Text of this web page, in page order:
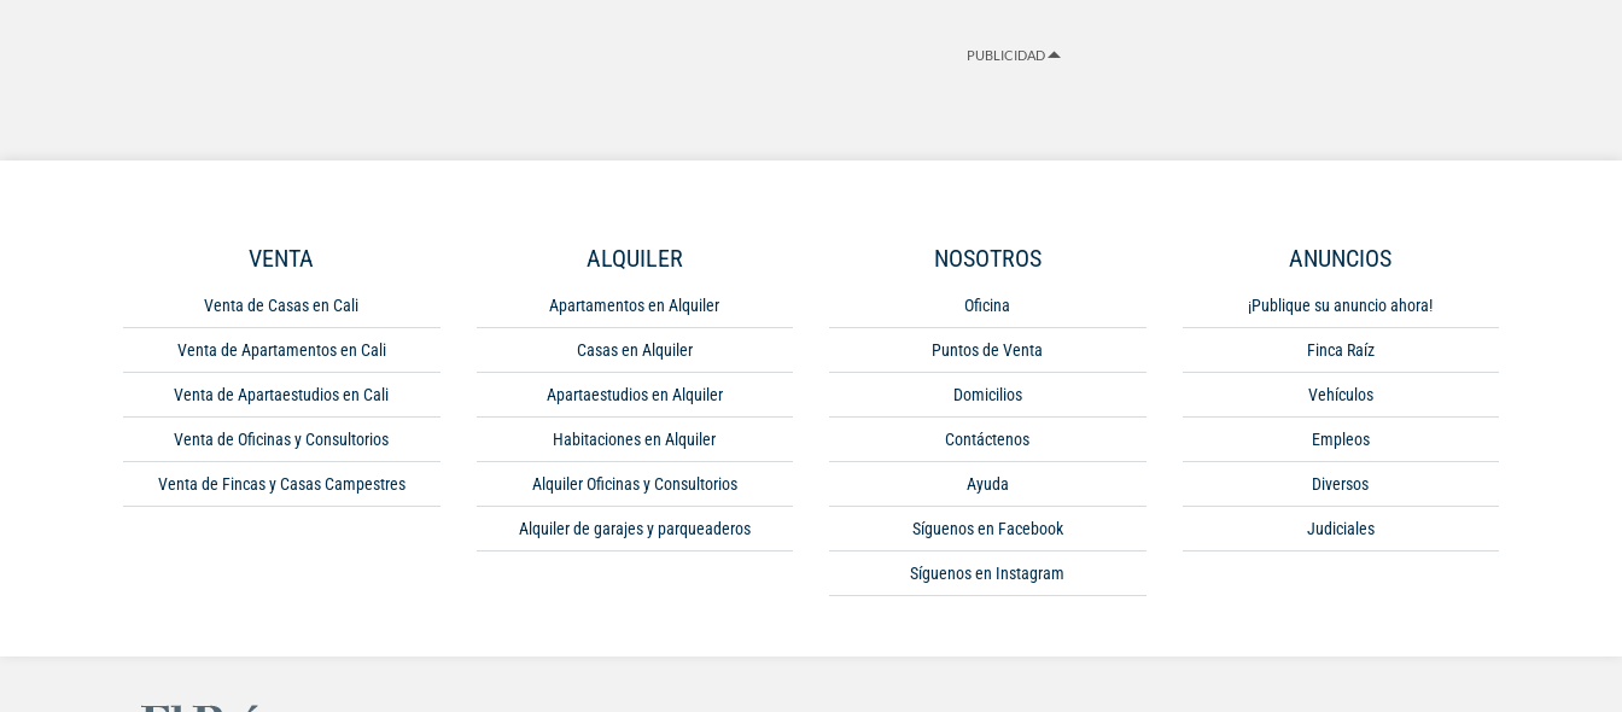
PUBLICIDAD
VENTA
Venta de Casas en Cali
Venta de Apartamentos en Cali
Venta de Apartaestudios en Cali
Venta de Oficinas y Consultorios
Venta de Fincas y Casas Campestres
ALQUILER
Apartamentos en Alquiler
Casas en Alquiler
Apartaestudios en Alquiler
Habitaciones en Alquiler
Alquiler Oficinas y Consultorios
Alquiler de garajes y parqueaderos
NOSOTROS
Oficina
Puntos de Venta
Domicilios
Contáctenos
Ayuda
Síguenos en Facebook
Síguenos en Instagram
ANUNCIOS
¡Publique su anuncio ahora!
Finca Raíz
Vehículos
Empleos
Diversos
Judiciales